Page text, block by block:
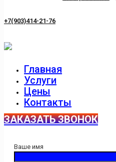
+7(903)414-21-76
Главная
Услуги
Цены
Контакты
ЗАКАЗАТЬ ЗВОНОК
Ваше имя